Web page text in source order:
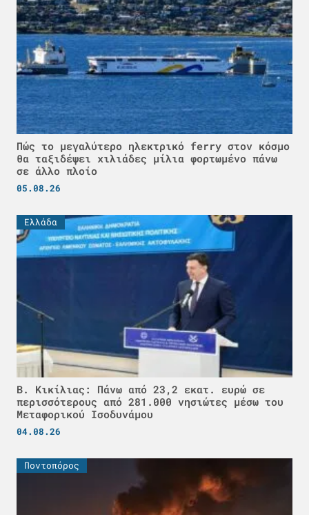
Πώς το μεγαλύτερο ηλεκτρικό ferry στον κόσμο
θα ταξιδέψει χιλιάδες μίλια φορτωμένο πάνω
σε άλλο πλοίο
05.08.26
Ελλάδα
Β. Κικίλιας: Πάνω από 23,2 εκατ. ευρώ σε
περισσότερους από 281.000 νησιώτες μέσω του
Μεταφορικού Ισοδυνάμου
04.08.26
Ποντοπόρος